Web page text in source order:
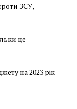
ЗСУ, —
це
на 2023 рік